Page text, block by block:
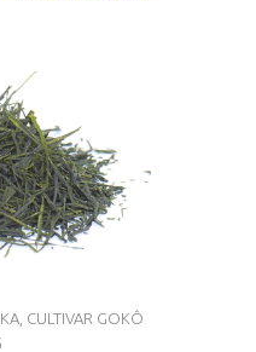
CULTIVAR GOKÔ